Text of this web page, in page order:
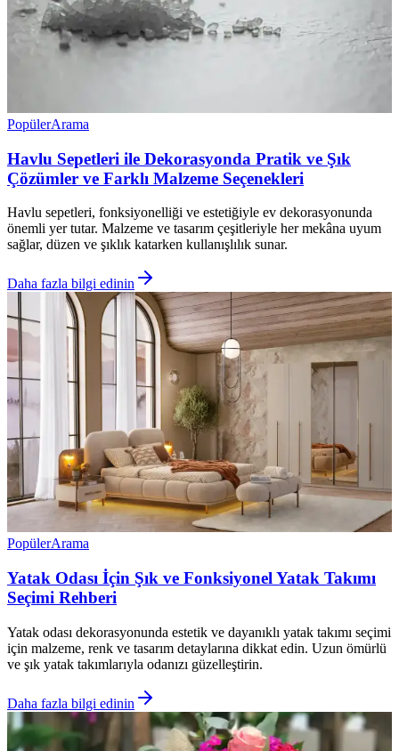
PopülerArama
Havlu Sepetleri ile Dekorasyonda Pratik ve Şık
Çözümler ve Farklı Malzeme Seçenekleri
Havlu sepetleri, fonksiyonelliği ve estetiğiyle ev dekorasyonunda
önemli yer tutar. Malzeme ve tasarım çeşitleriyle her mekâna uyum
sağlar, düzen ve şıklık katarken kullanışlılık sunar.
Daha fazla bilgi edinin
PopülerArama
Yatak Odası İçin Şık ve Fonksiyonel Yatak Takımı
Seçimi Rehberi
Yatak odası dekorasyonunda estetik ve dayanıklı yatak takımı seçimi
için malzeme, renk ve tasarım detaylarına dikkat edin. Uzun ömürlü
ve şık yatak takımlarıyla odanızı güzelleştirin.
Daha fazla bilgi edinin